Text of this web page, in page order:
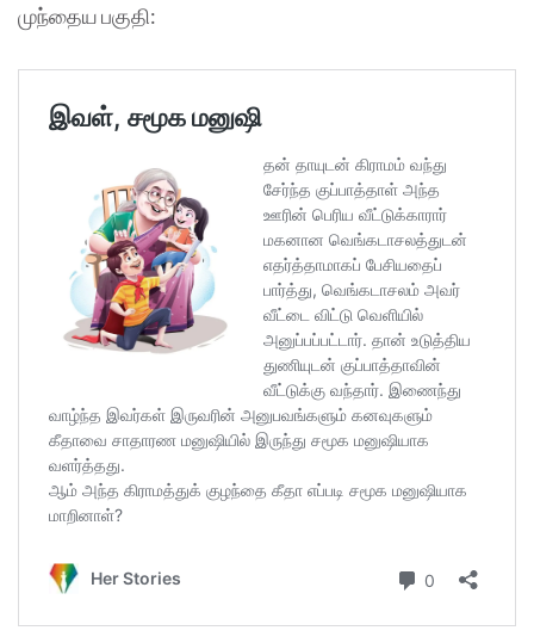
முந்தைய பகுதி: